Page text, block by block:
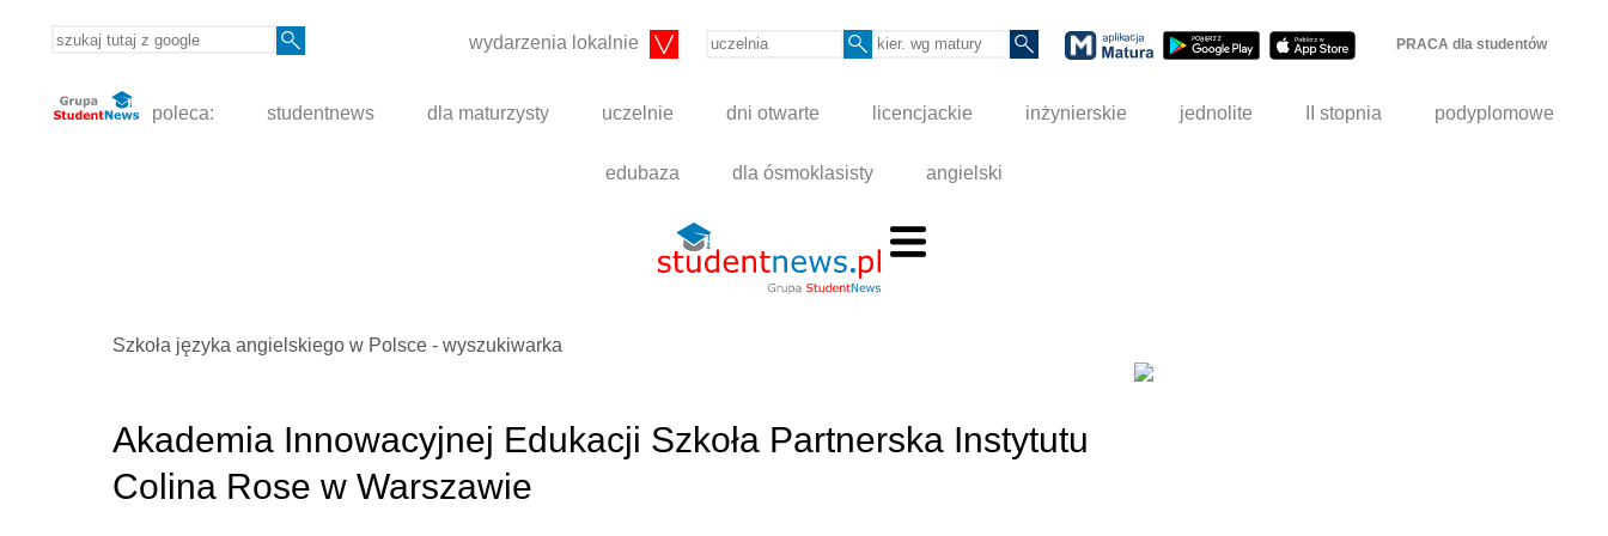
wydarzenia lokalnie PRACA dla studentów
poleca: studentnews dla maturzysty uczelnie dni otwarte licencjackie inżynierskie jednolite II stopnia podyplomowe
edubaza dla ósmoklasisty angielski
Szkoła języka angielskiego w Polsce - wyszukiwarka
Akademia Innowacyjnej Edukacji Szkoła Partnerska Instytutu
Colina Rose w Warszawie